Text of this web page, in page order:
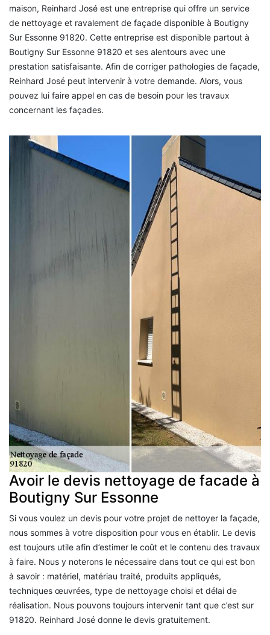
maison, Reinhard José est une entreprise qui offre un service
de nettoyage et ravalement de façade disponible à Boutigny
Sur Essonne 91820. Cette entreprise est disponible partout à
Boutigny Sur Essonne 91820 et ses alentours avec une
prestation satisfaisante. Afin de corriger pathologies de façade,
Reinhard José peut intervenir à votre demande. Alors, vous
pouvez lui faire appel en cas de besoin pour les travaux
concernant les façades.
Avoir le devis nettoyage de facade à
Boutigny Sur Essonne
Si vous voulez un devis pour votre projet de nettoyer la façade,
nous sommes à votre disposition pour vous en établir. Le devis
est toujours utile afin d’estimer le coût et le contenu des travaux
à faire. Nous y noterons le nécessaire dans tout ce qui est bon
à savoir : matériel, matériau traité, produits appliqués,
techniques œuvrées, type de nettoyage choisi et délai de
réalisation. Nous pouvons toujours intervenir tant que c’est sur
91820. Reinhard José donne le devis gratuitement.